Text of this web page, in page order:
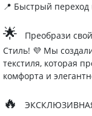
📍 Быстрый переход
🌟
Преобрази
Стиль! 💜 Мы
текстиля, которая
комфорта и
🔥